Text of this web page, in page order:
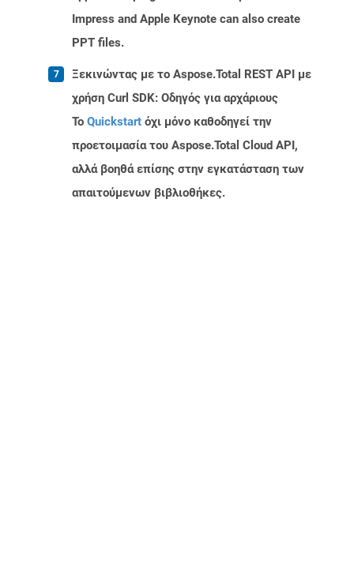
Impress and Apple Keynote can also create
PPT files.
Ξεκινώντας με το Aspose.Total REST API με
χρήση Curl SDK: Οδηγός για αρχάριους
Το Quickstart όχι μόνο καθοδηγεί την
προετοιμασία του Aspose.Total Cloud API,
αλλά βοηθά επίσης στην εγκατάσταση των
απαιτούμενων βιβλιοθήκες.